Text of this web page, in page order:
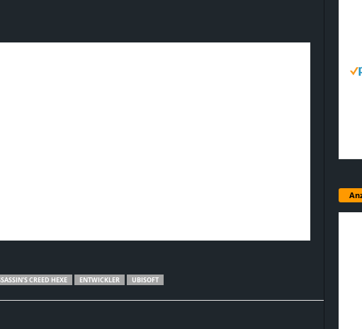
CREED HEXE ENTWICKLER UBISOFT